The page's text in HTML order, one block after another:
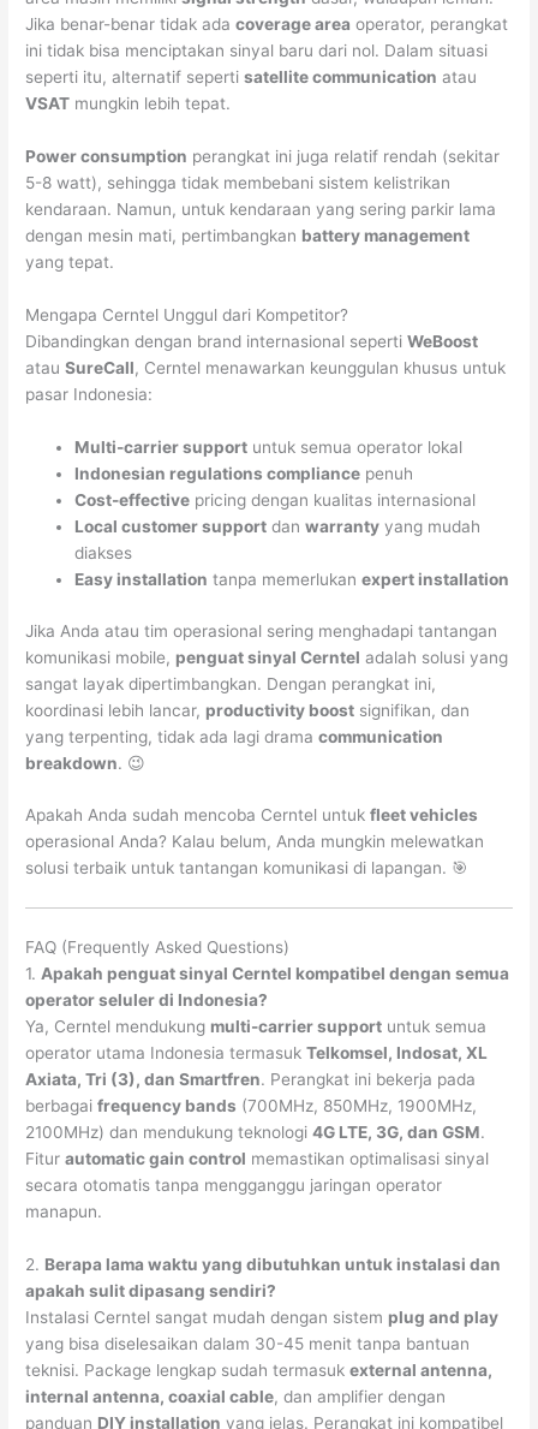
Jika benar-benar tidak adacoverage area operator, perangkat
ini tidak bisa menciptakan sinyal baru dari nol. Dalam situasi
seperti itu, alternatif sepertisatellite communication atau
VSAT mungkin lebih tepat.
Power consumption perangkat ini juga relatif rendah (sekitar
5-8 watt), sehingga tidak membebani sistem kelistrikan
kendaraan. Namun, untuk kendaraan yang sering parkir lama
dengan mesin mati, pertimbangkan battery management
yang tepat.
Mengapa Cerntel Unggul dari Kompetitor?
Dibandingkan dengan brand internasional sepertiWeBoost
atauSureCall, Cerntel menawarkan keunggulan khusus untuk
pasar Indonesia:
Multi-carrier support untuk semua operator lokal
Indonesian regulations compliance penuh
Cost-effective pricing dengan kualitas internasional
Local customer support danwarranty yang mudah
diakses
Easy installation tanpa memerlukanexpert installation
Jika Anda atau tim operasional sering menghadapi tantangan
komunikasi mobile, penguat sinyal Cerntel adalah solusi yang
sangat layak dipertimbangkan. Dengan perangkat ini,
koordinasi lebih lancar, productivity boost signifikan, dan
yang terpenting, tidak ada lagi dramacommunication
breakdown. 😉
Apakah Anda sudah mencoba Cerntel untukfleet vehicles
operasional Anda? Kalau belum, Anda mungkin melewatkan
solusi terbaik untuk tantangan komunikasi di lapangan. 🎯
FAQ (Frequently Asked Questions)
1. Apakah penguat sinyal Cerntel kompatibel dengan semua
operator seluler di Indonesia?
Ya, Cerntel mendukung multi-carrier support untuk semua
operator utama Indonesia termasukTelkomsel, Indosat, XL
Axiata, Tri (3), dan Smartfren. Perangkat ini bekerja pada
berbagaifrequency bands (700MHz, 850MHz, 1900MHz,
2100MHz) dan mendukung teknologi4G LTE, 3G, dan GSM.
Fiturautomatic gain control memastikan optimalisasi sinyal
secara otomatis tanpa mengganggu jaringan operator
manapun.
2. Berapa lama waktu yang dibutuhkan untuk instalasi dan
apakah sulit dipasang sendiri?
Instalasi Cerntel sangat mudah dengan sistem plug and play
yang bisa diselesaikan dalam 30-45 menit tanpa bantuan
teknisi. Package lengkap sudah termasukexternal antenna,
internal antenna, coaxial cable, dan amplifier dengan
panduan DIY installation yang jelas. Perangkat ini kompatibel